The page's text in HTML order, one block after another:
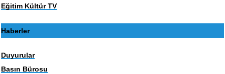
Eğitim Kültür TV
Haberler
Duyurular
Basın Bürosu